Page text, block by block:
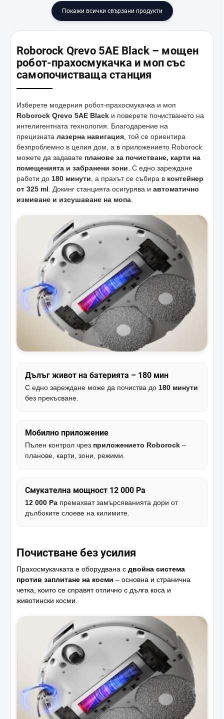
Покажи всички свързани продукти
Roborock Qrevo 5AE Black – мощен
робот-прахосмукачка и моп със
самопочистваща станция
Изберете модерния робот-прахосмукачка и моп
Roborock Qrevo 5AE Black и поверете почистването на
интелигентната технология. Благодарение на
прецизната лазерна навигация , той се ориентира
безпроблемно в целия дом, а в приложението Roborock
можете да задавате планове за почистване, карти на
помещенията и забранени зони . С едно зареждане
работи до 180 минути , а прахът се събира в контейнер
от 325 ml . Докинг станцията осигурява и автоматично
измиване и изсушаване на мопа
Дълъг живот на батерията – 180 мин
С едно зареждане може да почиства до 180 минути
без прекъсване.
Мобилно приложение
Пълен контрол чрез приложението Roborock –
планове, карти, зони, режими.
Смукателна мощност 12 000 Pa
12 000 Pa премахват замърсяванията дори от
дълбоките слоеве на килимите.
Почистване без усилия
Прахосмукачката е оборудвана с двойна система
против заплитане на косми – основна и странична
четка, които се справят отлично с дълга коса и
животински косми.